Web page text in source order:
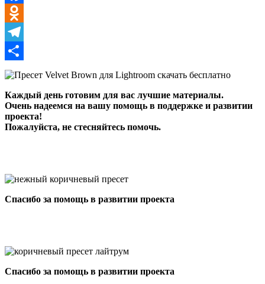
Facebook
Odnoklassniki
Telegram
Отправить
Каждый день готовим для вас лучшие материалы.
Очень надеемся на вашу помощь в поддержке и развитии
проекта!
Пожалуйста, не стесняйтесь помочь.
Спасибо за помощь в развитии проекта
Спасибо за помощь в развитии проекта